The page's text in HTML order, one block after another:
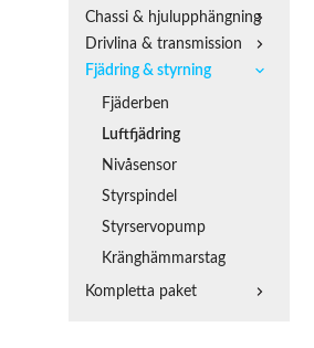
Chassi & hjulupphängning
Drivlina & transmission
Fjädring & styrning
Fjäderben
Luftfjädring
Nivåsensor
Styrspindel
Styrservopump
Kränghämmarstag
Kompletta paket